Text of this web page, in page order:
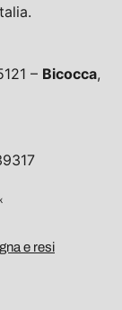
– Bicocca,
e resi